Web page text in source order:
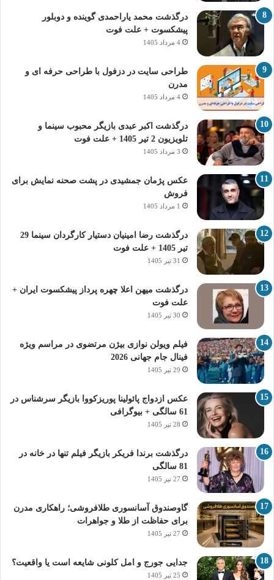
درگذشت محمد یاراحمدی گوینده و دوبلور
پیشکسوت + علت فوت
4 مرداد 1405
طراحی سایت در دزفول با طراحی حرفه‌ ای و
مدرن
4 مرداد 1405
درگذشت اکبر عبدی بازیگر محبوب سینما و
تلویزیون 2 تیر 1405 + علت فوت
3 مرداد 1405
عکس پژمان جمشیدی در پشت صحنه نمایش برای
فروش
1 مرداد 1405
درگذشت رضا امینیان دستیار کارگردان سینما 29
تیر 1405 + علت فوت
31 تیر 1405
درگذشت میهن اعلا چهره پرداز پیشکسوت ایران +
علت فوت
30 تیر 1405
فیلم ویولن نوازی بیژن مرتضوی در مراسم ویژه
فینال جام جهانی 2026
29 تیر 1405
عکس ازدواج پائولینا پوریزکووا بازیگر سرشناس در
61 سالگی + بیوگرافی
28 تیر 1405
درگذشت برندا فریکر بازیگر فیلم تنها در خانه در
81 سالگی
27 تیر 1405
گاوصندوق آسانسوری طلافروشی؛ راهکاری مدرن
برای حفاظت از طلا و جواهرات
27 تیر 1405
جدایی جورج و امل کلونی شایعه است یا واقعیت؟
25 تیر 1405